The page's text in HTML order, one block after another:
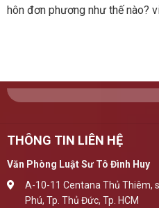
hôn đơn phương như thế nào?
THÔNG TIN LIÊN HỆ
Văn Phòng Luật Sư Tô Đình Huy
A-10-11 Centana Thủ Thiêm,
Phú, Tp. Thủ Đức, Tp. HCM